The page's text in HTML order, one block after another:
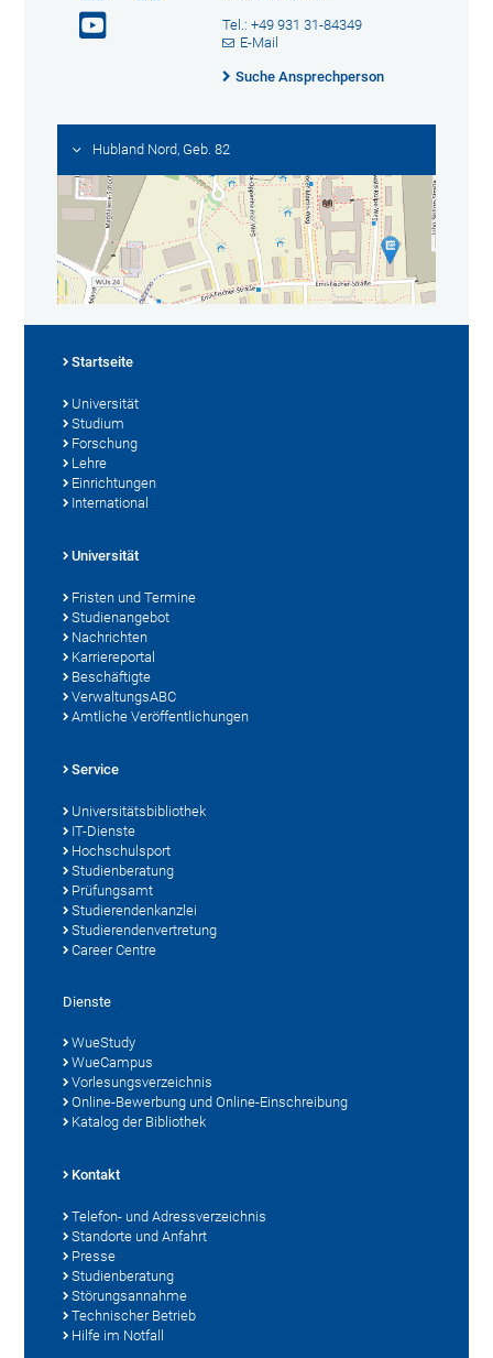
Tel.: +49 931 31-84349
E-Mail
Suche Ansprechperson
Hubland Nord, Geb. 82
Startseite
Universität
Studium
Forschung
Lehre
Einrichtungen
International
Universität
Fristen und Termine
Studienangebot
Nachrichten
Karriereportal
Beschäftigte
VerwaltungsABC
Amtliche Veröffentlichungen
Service
Universitätsbibliothek
IT-Dienste
Hochschulsport
Studienberatung
Prüfungsamt
Studierendenkanzlei
Studierendenvertretung
Career Centre
Dienste
WueStudy
WueCampus
Vorlesungsverzeichnis
Online-Bewerbung und Online-Einschreibung
Katalog der Bibliothek
Kontakt
Telefon- und Adressverzeichnis
Standorte und Anfahrt
Presse
Studienberatung
Störungsannahme
Technischer Betrieb
Hilfe im Notfall